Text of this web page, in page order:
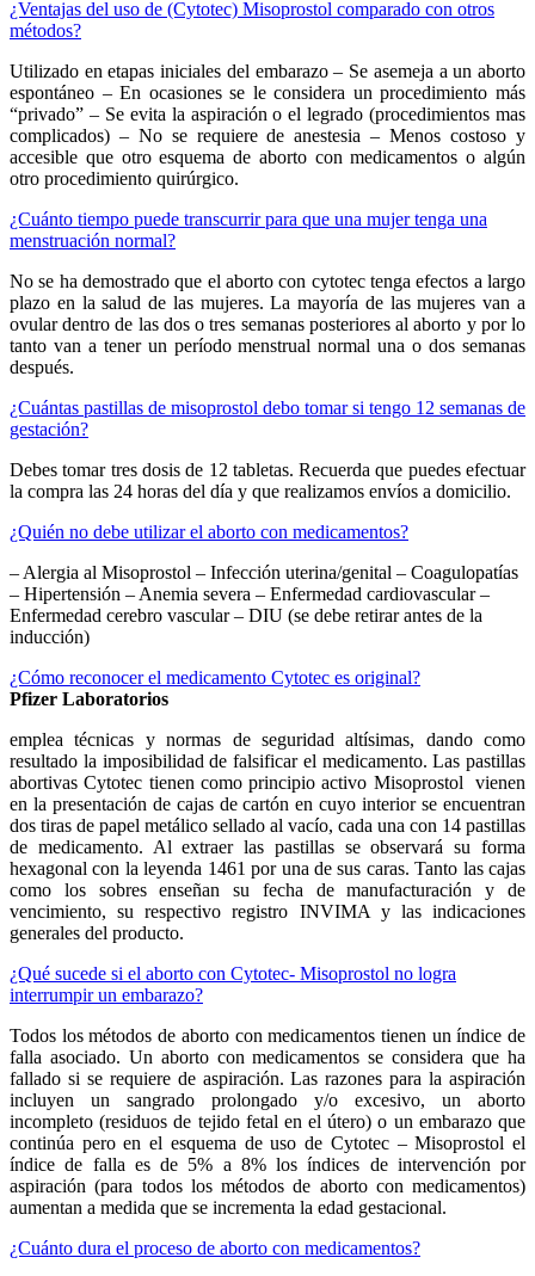
¿Ventajas del uso de (Cytotec) Misoprostol comparado con otros
métodos?
Utilizado en etapas iniciales del embarazo – Se asemeja a un aborto
espontáneo – En ocasiones se le considera un procedimiento más
“privado” – Se evita la aspiración o el legrado (procedimientos mas
complicados) – No se requiere de anestesia – Menos costoso y
accesible que otro esquema de aborto con medicamentos o algún
otro procedimiento quirúrgico.
¿Cuánto tiempo puede transcurrir para que una mujer tenga una
menstruación normal?
No se ha demostrado que el aborto con cytotec tenga efectos a largo
plazo en la salud de las mujeres. La mayoría de las mujeres van a
ovular dentro de las dos o tres semanas posteriores al aborto y por lo
tanto van a tener un período menstrual normal una o dos semanas
después.
¿Cuántas pastillas de misoprostol debo tomar si tengo 12 semanas de
gestación?
Debes tomar tres dosis de 12 tabletas. Recuerda que puedes efectuar
la compra las 24 horas del día y que realizamos envíos a domicilio.
¿Quién no debe utilizar el aborto con medicamentos?
– Alergia al Misoprostol – Infección uterina/genital – Coagulopatías
– Hipertensión – Anemia severa – Enfermedad cardiovascular –
Enfermedad cerebro vascular – DIU (se debe retirar antes de la
inducción)
¿Cómo reconocer el medicamento Cytotec es original?
Pfizer Laboratorios
emplea técnicas y normas de seguridad altísimas, dando como
resultado la imposibilidad de falsificar el medicamento. Las pastillas
abortivas Cytotec tienen como principio activo Misoprostol vienen
en la presentación de cajas de cartón en cuyo interior se encuentran
dos tiras de papel metálico sellado al vacío, cada una con 14 pastillas
de medicamento. Al extraer las pastillas se observará su forma
hexagonal con la leyenda 1461 por una de sus caras. Tanto las cajas
como los sobres enseñan su fecha de manufacturación y de
vencimiento, su respectivo registro INVIMA y las indicaciones
generales del producto.
¿Qué sucede si el aborto con Cytotec- Misoprostol no logra
interrumpir un embarazo?
Todos los métodos de aborto con medicamentos tienen un índice de
falla asociado. Un aborto con medicamentos se considera que ha
fallado si se requiere de aspiración. Las razones para la aspiración
incluyen un sangrado prolongado y/o excesivo, un aborto
incompleto (residuos de tejido fetal en el útero) o un embarazo que
continúa pero en el esquema de uso de Cytotec – Misoprostol el
índice de falla es de 5% a 8% los índices de intervención por
aspiración (para todos los métodos de aborto con medicamentos)
aumentan a medida que se incrementa la edad gestacional.
¿Cuánto dura el proceso de aborto con medicamentos?